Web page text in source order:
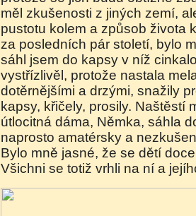
měl zkušenosti z jiných zemí,
pustotu kolem a způsob života
za posledních pár století, bylo
sáhl jsem do kapsy v níž
vystřízlivěl, protože nastala
dotěrnějšími a drzými, snažily
kapsy, křičely, prosily. Naštěstí
útlocitná dáma, Němka, sáhla
naprosto amatérsky a
Bylo mně jasné, že se dětí
Všichni se totiž vrhli na ní a